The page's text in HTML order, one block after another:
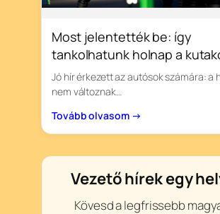
Most jelentették be: így
tankolhatunk holnap a
Jó hír érkezett az autósok számára: a
nem változnak…
Tovább olvasom →
Vezető hírek egy
Kövesd a legfrissebb